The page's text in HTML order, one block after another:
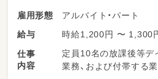
雇用形態
アルバイト・パート
給与
時給1,200円 〜 1,300
仕事
内容
定員10名の放課後等デ
業務、および付帯する